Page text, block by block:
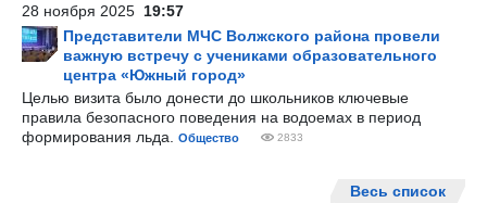
28 ноября 2025 19:57
Представители МЧС Волжского района провели
важную встречу с учениками образовательного
центра «Южный город»
Целью визита было донести до школьников ключевые
правила безопасного поведения на водоемах в период
формирования льда.
Общество 2833
Весь список